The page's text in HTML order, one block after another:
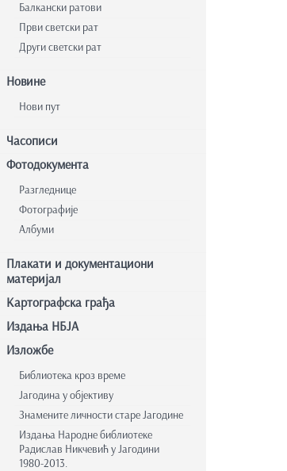
Балкански ратови
Први светски рат
Други светски рат
Новине
Нови пут
Часописи
Фотодокумента
Разгледнице
Фотографије
Албуми
Плакати и документациони
материјал
Картографска грађа
Издања НБЈА
Изложбе
Библиотека кроз време
Јагодина у објективу
Знамените личности старе Јагодине
Издања Народне библиотеке
Радислав Никчевић у Јагодини
1980-2013.